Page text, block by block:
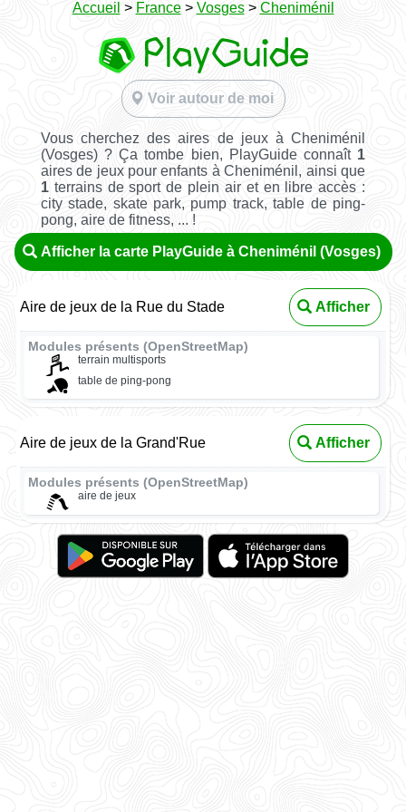
Accueil > France> Vosges> Cheniménil
Voir autour de moi
Vous cherchez des aires de jeux à Cheniménil
(Vosges) ? Ça tombe bien, PlayGuide connaît 1
aires de jeux pour enfants à Cheniménil, ainsi que
1terrains de sport de plein air et en libre accès :
city stade, skate park, pump track, table de ping-
pong, aire de fitness, ... !
Afficher la carte PlayGuide à Cheniménil (Vosges)
Aire de jeux de la Rue du Stade Afficher
Modules présents (OpenStreetMap)
terrain multisports
table de ping-pong
Aire de jeux de la Grand'Rue Afficher
Modules présents (OpenStreetMap)
aire de jeux